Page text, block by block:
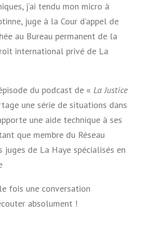
j’ai tendu mon micro à
juge à la Cour d’appel de
au Bureau permanent de la
international privé de La
du podcast de « La Justice
une série de situations dans
une aide technique à ses
que membre du Réseau
juges de La Haye spécialisés en
fois une conversation
absolument !